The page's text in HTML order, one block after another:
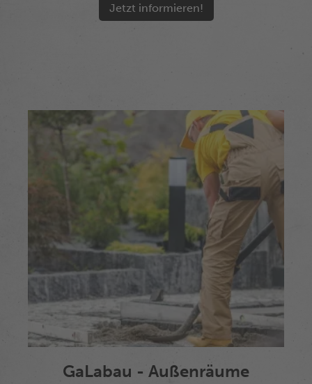
Jetzt informieren!
GaLabau - Außenräume